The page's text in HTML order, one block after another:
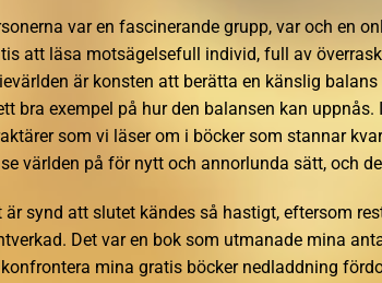
var en fascinerande grupp, var och en
att läsa motsägelsefull individ, full av
är konsten att berätta en känslig
bra exempel på hur den balansen kan
som vi läser om i böcker som stannar
världen på för nytt och annorlunda sätt, och
är synd att slutet kändes så hastigt, eftersom
Det var en bok som utmanade mina
mina gratis böcker nedladdning